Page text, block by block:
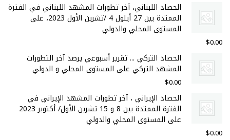
الحصاد اللبناني، آخر تطورات المشهد اللبناني في الفترة
الممتدة بين 27 أيلول 4 /تشرين الأول 2023، على
المستوى المحلي والدولي
$0.00
الحصاد التركي ... تقرير أسبوعي يرصد آخر التطورات
المشهد التركي على المستوى المحلي و الدولي
$0.00
الحصاد الإيراني ، آخر تطورات المشهد الإيراني في
الفترة الممتدة بين 8 و 15 تشرين الأول/ أكتوبر 2023
على المستوى المحلي والدولي
$0.00